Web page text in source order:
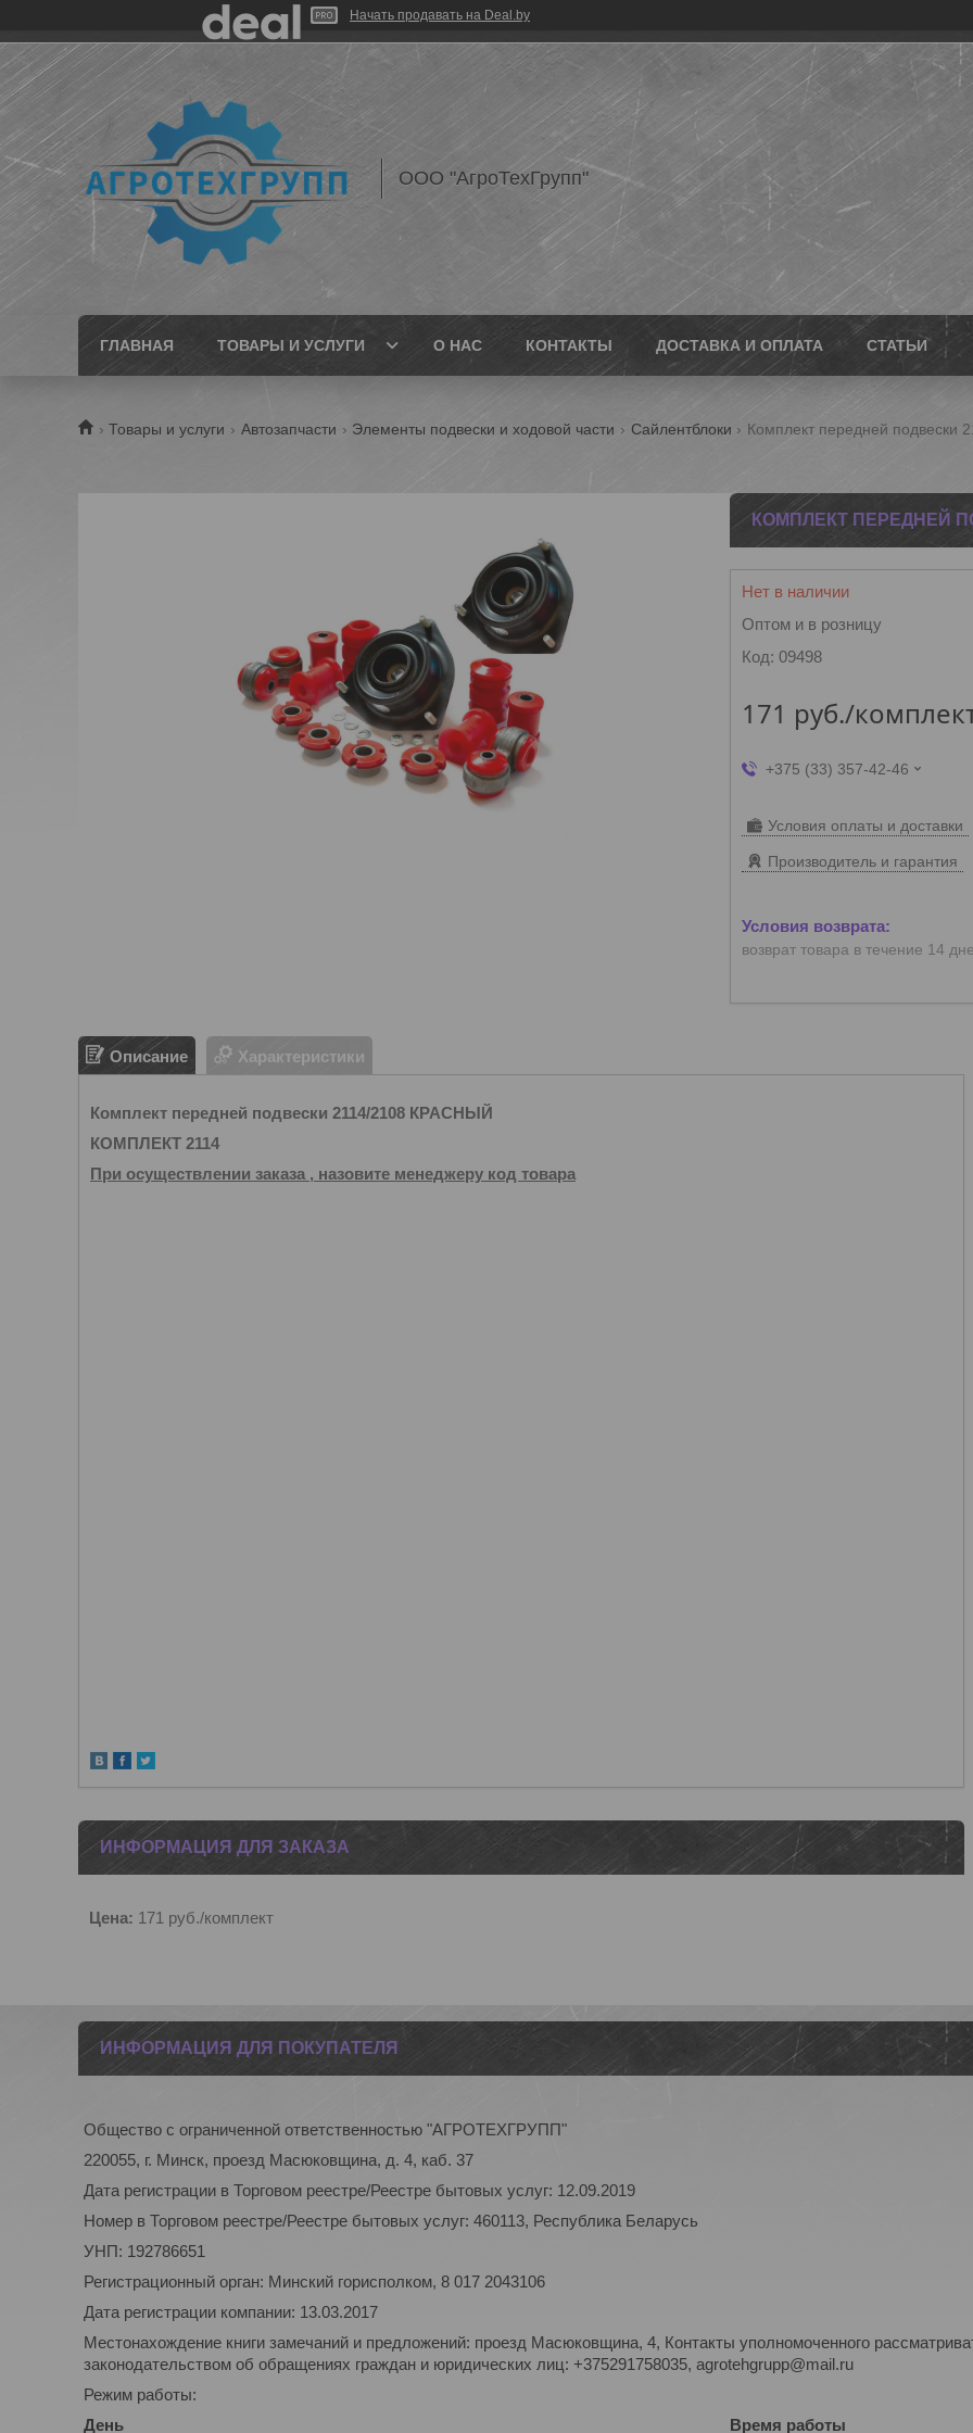
Начать продавать на Deal.by
ООО "АгроТехГрупп"
ГЛАВНАЯ ТОВАРЫ И УСЛУГИ О НАС КОНТАКТЫ ДОСТАВКА И ОПЛАТА СТАТЬИ
Товары и услуги Автозапчасти Элементы подвески и ходовой части Сайлентблоки Комплект передней подвески
КОМПЛЕКТ ПЕРЕДНЕЙ
Нет в наличии
Оптом и в розницу
Код: 09498
171 руб./
+375 (33) 357-42-46
Условия оплаты и доставки
Производитель и гарантия
возврат товара в течение 14
Описание Характеристики
Комплект передней подвески 2114/2108 КРАСНЫЙ
КОМПЛЕКТ 2114
При осуществлении заказа , назовите менеджеру код товара
ИНФОРМАЦИЯ ДЛЯ ЗАКАЗА
Цена: 171 руб./комплект
ИНФОРМАЦИЯ ДЛЯ ПОКУПАТЕЛЯ
Общество с ограниченной ответственностью "АГРОТЕХГРУПП"
220055, г. Минск, проезд Масюковщина, д. 4, каб. 37
Дата регистрации в Торговом реестре/Реестре бытовых услуг: 12.09.2019
Номер в Торговом реестре/Реестре бытовых услуг: 460113, Республика Беларусь
УНП: 192786651
Регистрационный орган: Минский горисполком, 8 017 2043106
Дата регистрации компании: 13.03.2017
Местонахождение книги замечаний и предложений: проезд Масюковщина, 4, Контакты уполномоченного
законодательством об обращениях граждан и юридических лиц: +375291758035, agrotehgrupp@mail.ru
Режим работы:
День
Время работы